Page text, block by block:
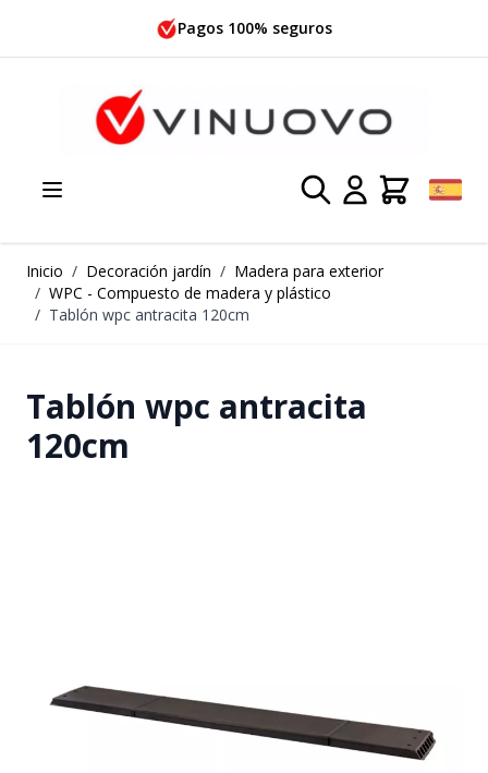
Pagos 100% seguros
Inicio / Decoración jardín / Madera para exterior
/ WPC - Compuesto de madera y plástico
/ Tablón wpc antracita 120cm
Tablón wpc antracita
120cm